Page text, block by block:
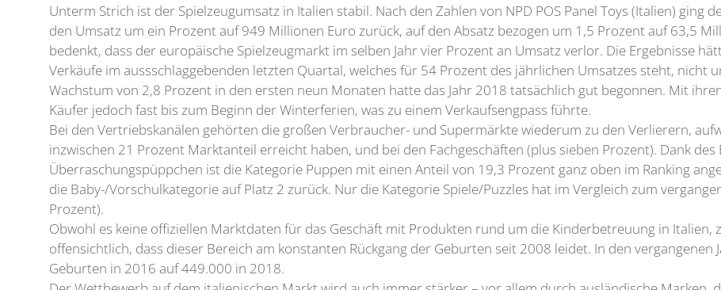
Unterm Strich ist der Spielzeugumsatz in Italien stabil. Nach den Zahlen von NPD POS Panel Toys (Italien) ging
den Umsatz um ein Prozent auf 949 Millionen Euro zurück, auf den Absatz bezogen um 1,5 Prozent auf 63,5
bedenkt, dass der europäische Spielzeugmarkt im selben Jahr vier Prozent an Umsatz verlor. Die Ergebnisse
Verkäufe im aussschlaggebenden letzten Quartal, welches für 54 Prozent des jährlichen Umsatzes steht, nicht
Wachstum von 2,8 Prozent in den ersten neun Monaten hatte das Jahr 2018 tatsächlich gut begonnen. Mit
Käufer jedoch fast bis zum Beginn der Winterferien, was zu einem Verkaufsengpass führte.
Bei den Vertriebskanälen gehörten die großen Verbraucher- und Supermärkte wiederum zu den Verlierern,
inzwischen 21 Prozent Marktanteil erreicht haben, und bei den Fachgeschäften (plus sieben Prozent). Dank des
Überraschungspüppchen ist die Kategorie Puppen mit einen Anteil von 19,3 Prozent ganz oben im Ranking
die Baby-/Vorschulkategorie auf Platz 2 zurück. Nur die Kategorie Spiele/Puzzles hat im Vergleich zum
Prozent).
Obwohl es keine offiziellen Marktdaten für das Geschäft mit Produkten rund um die Kinderbetreuung in Italien,
offensichtlich, dass dieser Bereich am konstanten Rückgang der Geburten seit 2008 leidet. In den vergangenen
Geburten in 2016 auf 449.000 in 2018.